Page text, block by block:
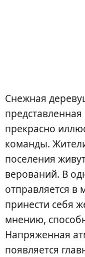
Снежная
прекрасно
команды.
поселения
верований. В
отправляется
принести себя
мнению,
Напряженная
появляется